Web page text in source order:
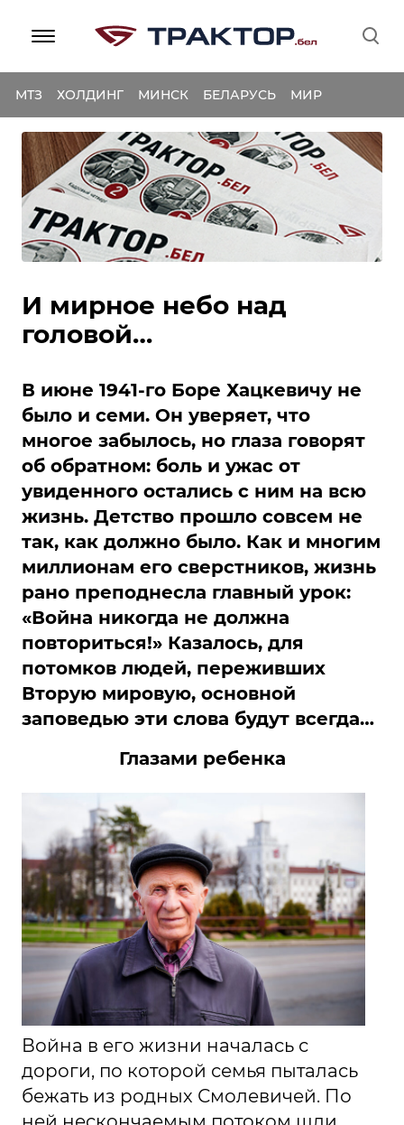
МТЗ ХОЛДИНГ МИНСК БЕЛАРУСЬ МИР
И мирное небо над
головой…
В июне 1941-го Боре Хацкевичу не
было и семи. Он уверяет, что
многое забылось, но глаза говорят
об обратном: боль и ужас от
увиденного остались с ним на всю
жизнь. Детство прошло совсем не
так, как должно было. Как и многим
миллионам его сверстников, жизнь
рано преподнесла главный урок:
«Война никогда не должна
повториться!» Казалось, для
потомков людей, переживших
Вторую мировую, основной
заповедью эти слова будут всегда…
Глазами ребенка
Война в его жизни началась с
дороги, по которой семья пыталась
бежать из родных Смолевичей. По